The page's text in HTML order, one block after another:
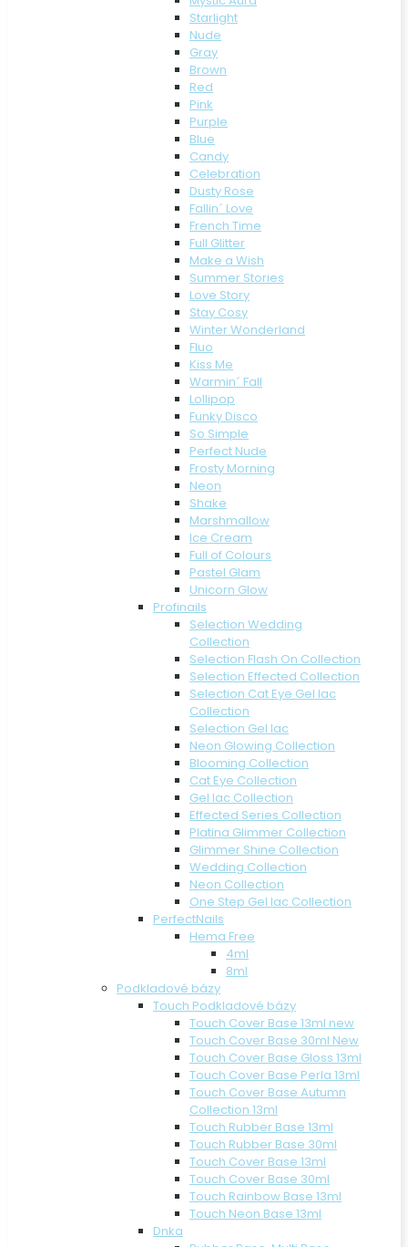
Starlight
Nude
Gray
Brown
Red
Pink
Purple
Blue
Candy
Celebration
Dusty Rose
Fallin´ Love
French Time
Full Glitter
Make a Wish
Summer Stories
Love Story
Stay Cosy
Winter Wonderland
Fluo
Kiss Me
Warmin´ Fall
Lollipop
Funky Disco
So Simple
Perfect Nude
Frosty Morning
Neon
Shake
Marshmallow
Ice Cream
Full of Colours
Pastel Glam
Unicorn Glow
Profinails
Selection Wedding
Collection
Selection Flash On Collection
Selection Effected Collection
Selection Cat Eye Gel lac
Collection
Selection Gel lac
Neon Glowing Collection
Blooming Collection
Cat Eye Collection
Gel lac Collection
Effected Series Collection
Platina Glimmer Collection
Glimmer Shine Collection
Wedding Collection
Neon Collection
One Step Gel lac Collection
PerfectNails
Hema Free
4ml
8ml
Podkladové bázy
Touch Podkladové bázy
Touch Cover Base 13ml new
Touch Cover Base 30ml New
Touch Cover Base Gloss 13ml
Touch Cover Base Perla 13ml
Touch Cover Base Autumn
Collection 13ml
Touch Rubber Base 13ml
Touch Rubber Base 30ml
Touch Cover Base 13ml
Touch Cover Base 30ml
Touch Rainbow Base 13ml
Touch Neon Base 13ml
Dnka